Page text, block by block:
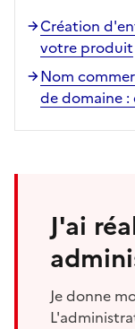
Création
votre produit
Nom
de domaine :
J'ai
Je donne